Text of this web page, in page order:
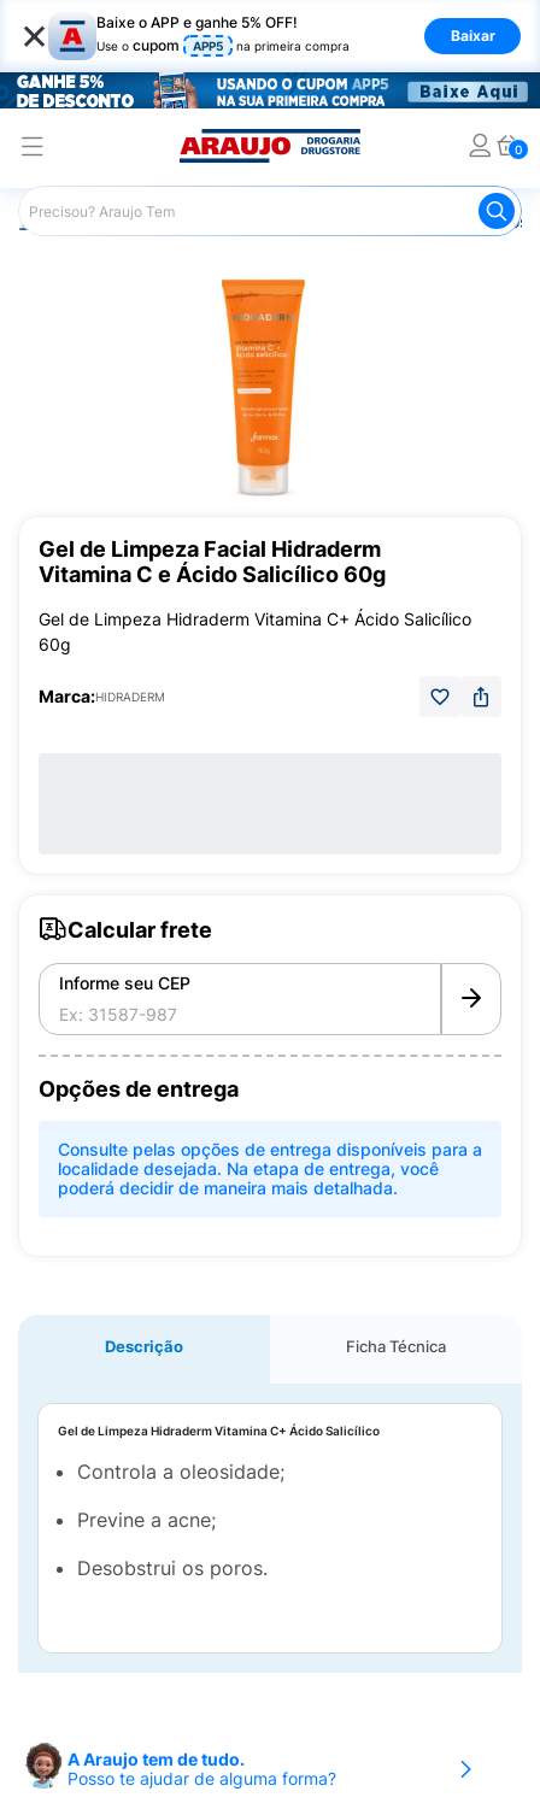
× Baixe o APP e ganhe 5% OFF!
Use o cupom APP5 na primeira compra
Baixar
0
Araujo Dermocosméticos Dermocosméticos para o
Gel de Limpeza Facial Hidraderm
Vitamina C e Ácido Salicílico 60g
Gel de Limpeza Hidraderm Vitamina C+ Ácido Salicílico
60g
Marca:HIDRADERM
Calcular frete
Informe seu CEP
Opções de entrega
Consulte pelas opções de entrega disponíveis para a
localidade desejada. Na etapa de entrega, você
poderá decidir de maneira mais detalhada.
Descrição Ficha Técnica
Gel de Limpeza Hidraderm Vitamina C+ Ácido Salicílico
Controla a oleosidade;
Previne a acne;
Desobstrui os poros.
A Araujo tem de tudo.
Posso te ajudar de alguma forma?